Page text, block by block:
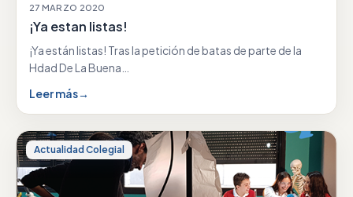
27 MARZO 2020
¡Ya estan listas!
¡Ya están listas! Tras la petición de batas de parte de la
Hdad De La Buena…
Leer más→
Actualidad Colegial